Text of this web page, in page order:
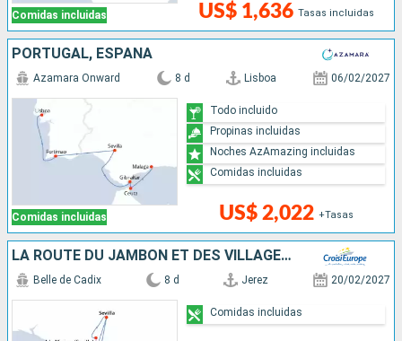
Comidas incluidas US$ 1,636 Tasas incluidas
PORTUGAL, ESPAÑA
Comidas incluidas
Azamara Onward 8 d Lisboa 06/02/2027
US$ 2,022 +Tasas
Todo incluido
Propinas incluidas
Noches AzAmazing incluidas
Comidas incluidas
LA ROUTE DU JAMBON ET DES VILLAGES BLANCS - L'ANDALOUSIE AUTHENTIQUE : ARCHITECTURE, TRADITIONS ET SPÉCIALITÉS CULINAIRES
Belle de Cadix 8 d Jerez 20/02/2027
Comidas incluidas